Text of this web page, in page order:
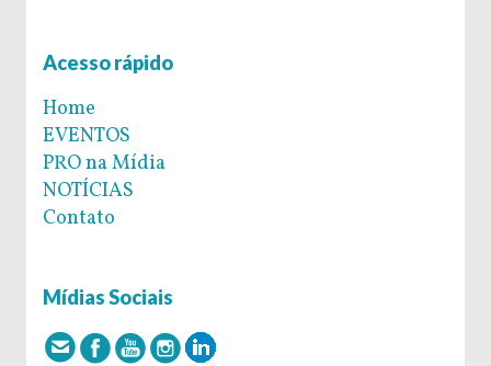
Acesso rápido
Home
EVENTOS
PRO na Mídia
NOTÍCIAS
Contato
Mídias Sociais